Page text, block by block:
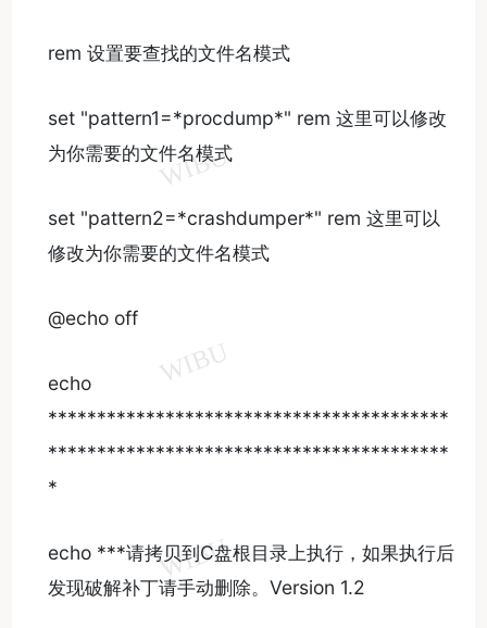
rem 设置要查找的文件名模式
set "pattern1=*procdump*" rem 这里可以修改
为你需要的文件名模式
set "pattern2=*crashdumper*" rem 这里可以
修改为你需要的文件名模式
@echo off
echo
*****************************************
*****************************************
*
echo ***请拷贝到C盘根目录上执行，如果执行后
发现破解补丁请手动删除。Version 1.2